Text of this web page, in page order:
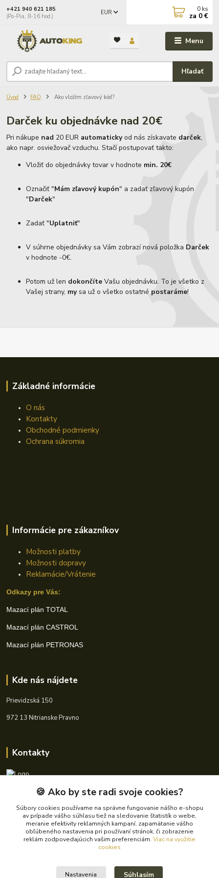
Menu
EUR
Hľadať
+421 940 621 185
(Po-Pia, 8-16 hod.)
0 ks
za 0 €
Úvod FAQ Ako vložím zľavový kód?
Darček ku objednávke nad 20€
Pri nákupe nad 20 EUR automatickyod nás získavate darček,
ako napr. osviežovač vzduchu. Stačí postupovať takto:
Vložiť do objednávky tovar v hodnote min. 20€
Označiť "Mám zľavový kupón" a zadať zľavový kupón
"Darček"
Zadať "Uplatniť"
V súhrne objednávky sa Vám zobrazí nová položka Darček
v hodnote -0€.
Potom už len dokončíteVašu objednávku. To je všetko z
Vašej strany, my sa už o všetko ostatné postaráme!
Základné informácie
O nás
Kontakty
Obchodné podmienky
Ochrana súkromia
Informácie pre zákazníkov
Možnosti platby
Možnosti dopravy
Reklamácie/Vrátenie
Odkazy pre Vás:
Mazací plán TOTAL
Mazací plán CASTROL
Mazací plán PETRONAS
Kde nás nájdete
Prievidzská 150
972 13 Nitrianske Pravno
Kontakty
+421 940 621 185
info@autoking.sk
🍪 Ako by ste radi svoje cookies?
Súbory cookies používame na správne fungovanie nášho e-shopu
av prípade vášho súhlasu tiež na sledovanie štatistík o webe,
meranie efektivity reklamných kampaní, zapamätanie vášho
obľúbeného nastavenia pri používaní stránok, či zobrazenie
reklám zodpovedajúcich vašim preferenciám. Viac na využitie
cookies
Nastavenia Súhlasím